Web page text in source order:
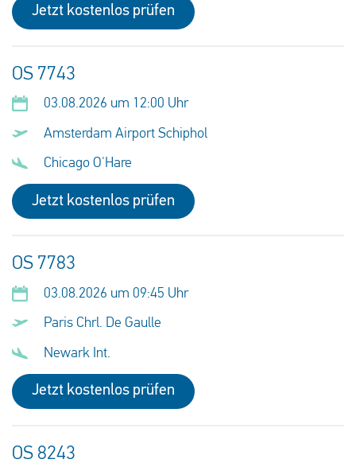
Jetzt kostenlos prüfen
OS 7743
03.08.2026 um 12:00 Uhr
Amsterdam Airport Schiphol
Chicago O'Hare
Jetzt kostenlos prüfen
OS 7783
03.08.2026 um 09:45 Uhr
Paris Chrl. De Gaulle
Newark Int.
Jetzt kostenlos prüfen
OS 8243